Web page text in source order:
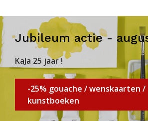
Jubileum actie -
KaJa 25 jaar !
-25% gouache / wenskaarten /
kunstboeken